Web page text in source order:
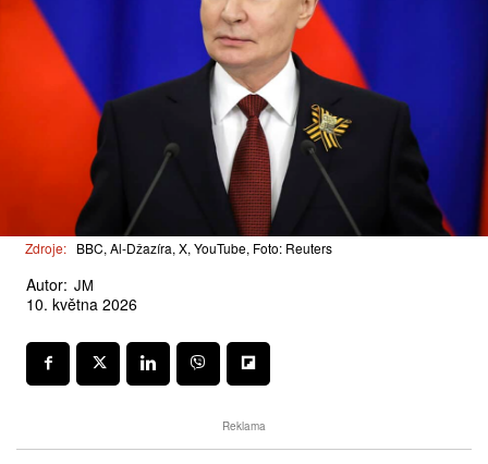
Zdroje: BBC, Al-Džazíra, X, YouTube, Foto: Reuters
Autor: JM
10. května 2026
Reklama